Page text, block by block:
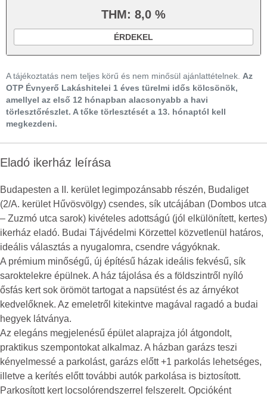
THM: 8,0 %
ÉRDEKEL
A tájékoztatás nem teljes körű és nem minősül ajánlattételnek. Az
OTP Évnyerő Lakáshitelei 1 éves türelmi idős kölcsönök,
amellyel az első 12 hónapban alacsonyabb a havi
törlesztőrészlet. A tőke törlesztését a 13. hónaptól kell
megkezdeni.
Eladó ikerház leírása
Budapesten a II. kerület legimpozánsabb részén, Budaliget
(2/A. kerület Hűvösvölgy) csendes, sík utcájában (Dombos utca
– Zuzmó utca sarok) kivételes adottságú (jól elkülönített, kertes)
ikerház eladó. Budai Tájvédelmi Körzettel közvetlenül határos,
ideális választás a nyugalomra, csendre vágyóknak.
A prémium minőségű, új építésű házak ideális fekvésű, sík
saroktelekre épülnek. A ház tájolása és a földszintről nyíló
ősfás kert sok örömöt tartogat a napsütést és az árnyékot
kedvelőknek. Az emeletről kitekintve magával ragadó a budai
hegyek látványa.
Az elegáns megjelenésű épület alaprajza jól átgondolt,
praktikus szempontokat alkalmaz. A házban garázs teszi
kényelmessé a parkolást, garázs előtt +1 parkolás lehetséges,
illetve a kerítés előtt további autók parkolása is biztosított.
Parkosított kert locsolórendszerrel felszerelt. Opcióként